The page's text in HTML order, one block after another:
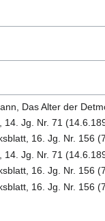
Das Alter der
14. Jg. Nr. 71
16. Jg. Nr. 156
14. Jg. Nr. 71
16. Jg. Nr. 156
16. Jg. Nr. 156